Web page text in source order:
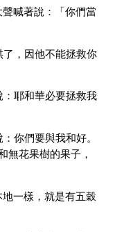
喊著說：「你們當
，因他不能拯救你
耶和華必要拯救我
你們要與我和好。
無花果樹的果子，
一樣，就是有五穀